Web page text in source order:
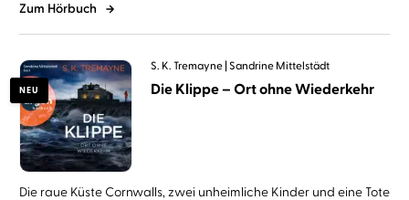
Zum Hörbuch
NEU
S. K. Tremayne Sandrine Mittelstädt
Die Klippe – Ort ohne Wiederkehr
Die raue Küste Cornwalls, zwei unheimliche Kinder und eine Tote